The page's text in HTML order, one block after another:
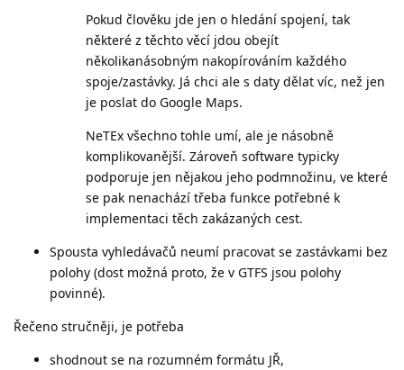
Pokud člověku jde jen o hledání spojení, tak
některé z těchto věcí jdou obejít
několikanásobným nakopírováním každého
spoje/zastávky. Já chci ale s daty dělat víc, než jen
je poslat do Google Maps.
NeTEx všechno tohle umí, ale je násobně
komplikovanější. Zároveň software typicky
podporuje jen nějakou jeho podmnožinu, ve které
se pak nenachází třeba funkce potřebné k
implementaci těch zakázaných cest.
Spousta vyhledávačů neumí pracovat se zastávkami bez
polohy (dost možná proto, že v GTFS jsou polohy
povinné).
Řečeno stručněji, je potřeba
shodnout se na rozumném formátu JŘ,